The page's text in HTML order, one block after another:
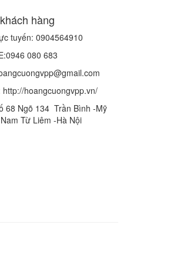
hàng
tuyến: 0904564910
080 683
http://hoangcuongvpp.vn/
68 Ngõ 134 Trần Bình -Mỹ
Từ Liêm -Hà Nội